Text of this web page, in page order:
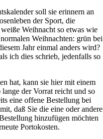
soll sie erinnern an
der Sport, die
Weihnacht so etwas wie
Weihnachten: grün bei
Jahr einmal anders wird?
ich dies schrieb, jedenfalls so
hat, kann sie hiermit einem
der Vorrat reicht und so
eine offene Bestellung bei
daß Sie die eine oder andere
hinzufügen möchten
Portokosten.